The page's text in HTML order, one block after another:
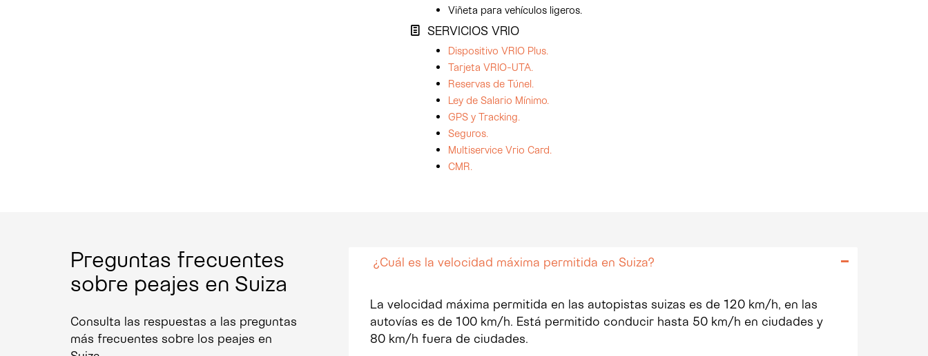
Viñeta para vehículos ligeros.
SERVICIOS VRIO
Dispositivo VRIO Plus.
Tarjeta VRIO-UTA.
Reservas de Túnel.
Ley de Salario Mínimo.
GPS y Tracking.
Seguros.
Multiservice Vrio Card.
CMR.
Preguntas frecuentes
sobre peajes en Suiza
Consulta las respuestas a las preguntas
más frecuentes sobre los peajes en
¿Cuál es la velocidad máxima permitida en Suiza?
La velocidad máxima permitida en las autopistas suizas es de 120 km/h, en las
autovías es de 100 km/h. Está permitido conducir hasta 50 km/h en ciudades y
80 km/h fuera de ciudades.